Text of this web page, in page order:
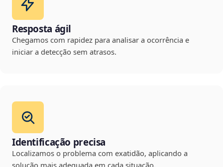
Resposta ágil
Chegamos com rapidez para analisar a ocorrência e
iniciar a detecção sem atrasos.
Identificação precisa
Localizamos o problema com exatidão, aplicando a